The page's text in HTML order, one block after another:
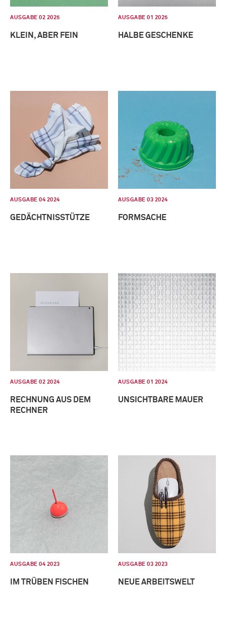
AUSGABE 02 2025
KLEIN, ABER FEIN
AUSGABE 01 2025
HALBE GESCHENKE
AUSGABE 04 2024
GEDÄCHTNISSTÜTZE
AUSGABE 03 2024
FORMSACHE
AUSGABE 02 2024
RECHNUNG AUS DEM
RECHNER
AUSGABE 01 2024
UNSICHTBARE MAUER
AUSGABE 04 2023
IM TRÜBEN FISCHEN
AUSGABE 03 2023
NEUE ARBEITSWELT